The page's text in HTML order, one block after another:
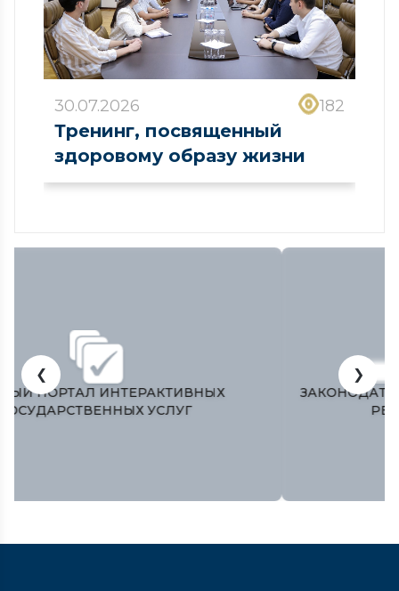
30.07.2026 182
Тренинг, посвященный
здоровому образу жизни
ЗАКОНОДАТЕЛЬНАЯ ПАЛАТА ОЛИЙ МАЖЛИСА
РЕСПУБЛИКИ УЗБЕКИСТАН
❮ ❯